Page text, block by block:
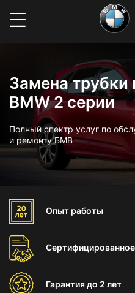
Замена трубки
BMW 2 серии
Полный спектр услуг по
и ремонту БМВ
Опыт работы
Сертифицированное
Гарантиядо 2 лет